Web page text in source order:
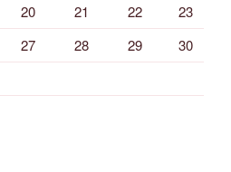
20 21 22
23
27 28 29
30